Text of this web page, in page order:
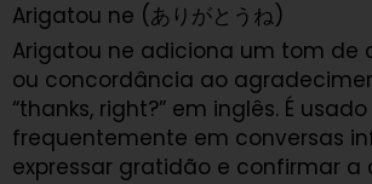
Arigatou ne (ありがとうね)
Arigatou ne adiciona um tom de
ou concordância ao
“thanks, right?” em inglês. É usado
frequentemente em conversas
expressar gratidão e confirmar a